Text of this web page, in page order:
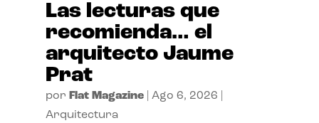
Las lecturas que
recomienda… el
arquitecto Jaume
Prat
por Flat Magazine| Ago 6, 2026
Arquitectura